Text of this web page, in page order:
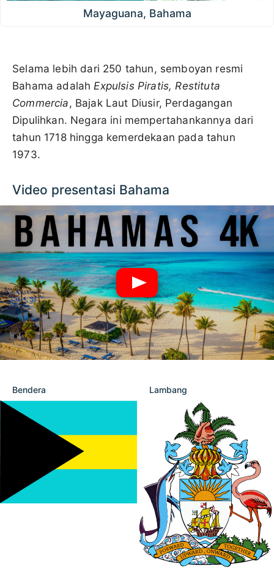
Mayaguana, Bahama
Selama lebih dari 250 tahun, semboyan resmi
Bahama adalahExpulsis Piratis, Restituta
Commercia, Bajak Laut Diusir, Perdagangan
Dipulihkan. Negara ini mempertahankannya dari
tahun 1718 hingga kemerdekaan pada tahun
1973.
Video presentasi Bahama
Bendera Lambang